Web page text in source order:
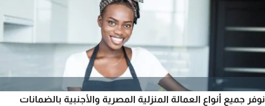
نوفر جميع أنواع العمالة المنزلية المصرية والأجنبية بالضمانات